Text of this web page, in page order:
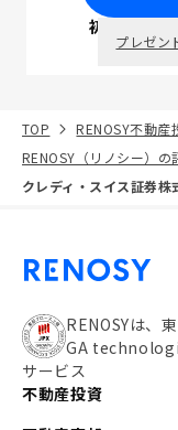
初回面談で
プレゼン
TOP RENOSY不動産
RENOSY（リノシー）の
クレディ・スイス証券株
RENOSYは、
GA
サービス
不動産投資